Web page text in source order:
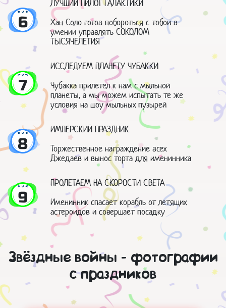
6
ЛУЧШИЙ ПИЛОТ ГАЛАКТИКИ
Хан Соло готов побороться с тобой в
умении управлять СОКОЛОМ
ТЫСЯЧЕЛЕТИЯ
7
ИССЛЕДУЕМ ПЛАНЕТУ ЧУБАККИ
Чубакка прилетел к нам с мыльной
планеты, а мы можем испытать те же
условия на шоу мыльных пузырей
8
ИМПЕРСКИЙ ПРАЗДНИК
Торжественное награждение всех
Джедаев и вынос торта для именинника
9
ПРОЛЕТАЕМ НА СКОРОСТИ СВЕТА
Именинник спасает корабль от летящих
астероидов и совершает посадку
Звёздные войны - фотографии
с праздников